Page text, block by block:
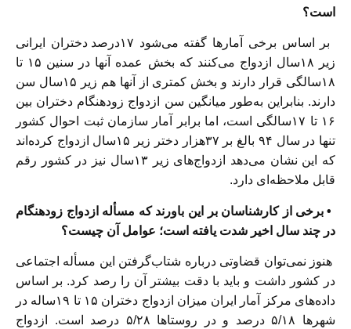
است؟
بر اساس برخی آمارها گفته می‌شود ۱۷‌درصد دختران ایرانی
زیر ۱۸سال ازدواج می‌کنند که بخش عمده آنها در سنین ۱۵ تا
۱۸سالگی قرار دارند و بخش کمتری از آنها هم زیر ۱۵سال سن
دارند. بنابراین به‌طور میانگین سن ازدواج زودهنگام دختران بین
۱۶ تا ۱۷سالگی است، اما برابر آمار سازمان ثبت احوال کشور
تنها در سال ۹۴ بالغ بر ۳۷‌هزار دختر زیر ۱۵سال ازدواج کرده‌اند
که این نشان می‌دهد ازدواج‌های زیر ۱۳سال نیز در کشور رقم
قابل ملاحظه‌ای دارد.
• برخی از کارشناسان بر این باورند که مسأله ازدواج زودهنگام
در چند سال اخیر شدت یافته است؛ عوامل آن چیست؟
هنوز نمی‌توان ‌قضاوتی درباره شتاب‌گرفتن این مسأله اجتماعی
در کشور داشت و باید با دقت بیشتر آن را رصد کرد. بر اساس
داده‌های مرکز آمار ایران میزان ازدواج دختران ۱۵ تا ۱۹ساله در
شهرها ۵/۱۸‌ درصد و در روستاها ۵/۲۸‌ درصد است. ازدواج